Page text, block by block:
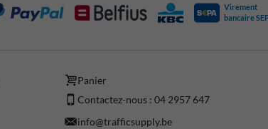
Virement
bancaire
Panier
Contactez-nous : 04 2957 647
info@trafficsupply.be